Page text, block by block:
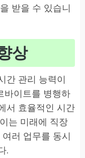
받을 수 있습니
상
간 관리 능력이
바이트를 병행하
서 효율적인 시간
는 미래에 직장
러 업무를 동시
.